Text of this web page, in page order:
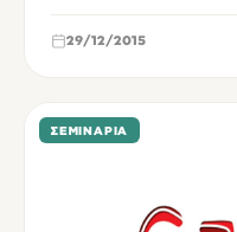
29/12/2015
ΣΕΜΙΝΆΡΙΑ